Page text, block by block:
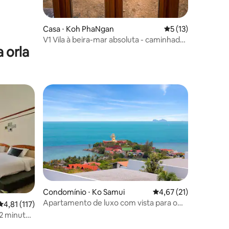
Casa ⋅ Koh PhaNgan 5 de uma
5 (13)
V1 Vila à beira-mar absoluta - caminhada
orla
de uma avaliação média de 5, 117 avaliações
4,81 (117)
minutos
Condomínio ⋅ Ko Samui 4,67 de uma
4,67 (21)
Apartamento de luxo com vista para o